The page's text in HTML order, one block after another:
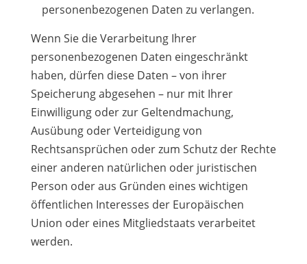
personenbezogenen Daten zu verlangen.
Wenn Sie die Verarbeitung Ihrer
personenbezogenen Daten eingeschränkt
haben, dürfen diese Daten – von ihrer
Speicherung abgesehen – nur mit Ihrer
Einwilligung oder zur Geltendmachung,
Ausübung oder Verteidigung von
Rechtsansprüchen oder zum Schutz der Rechte
einer anderen natürlichen oder juristischen
Person oder aus Gründen eines wichtigen
öffentlichen Interesses der Europäischen
Union oder eines Mitgliedstaats verarbeitet
werden.